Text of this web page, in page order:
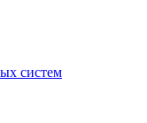
систем